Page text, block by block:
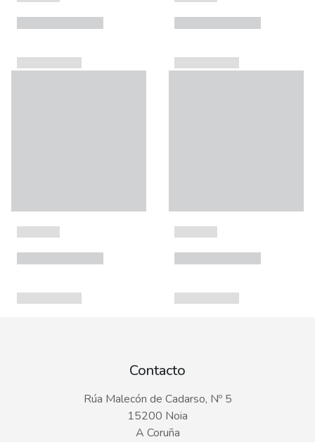
Contacto
Rúa Malecón de Cadarso, Nº 5
15200 Noia
A Coruña